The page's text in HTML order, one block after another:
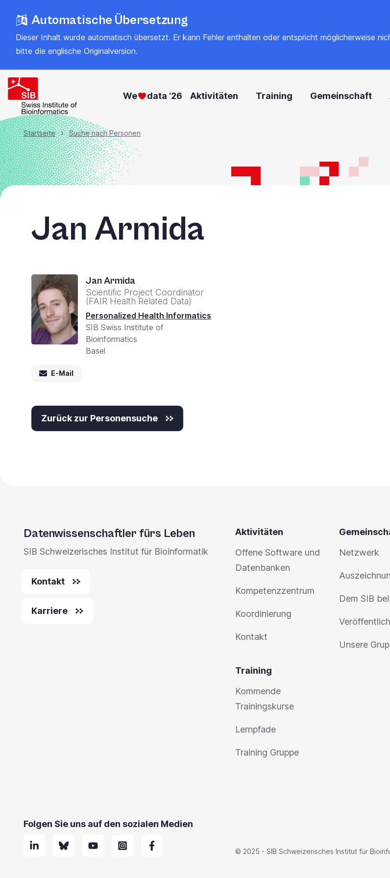
Hauptinhalt
springen
Automatische Übersetzung
Dieser Inhalt wurde automatisch übersetzt. Er kann Fehler enthalten oder entspricht möglicherweise
bitte die englische Originalversion.
We data ‘26 Aktivitäten Training Gemeinschaft
Brotkrümel
Startseite Suche nach Personen
Jan Armida
Jan Armida
Scientific Project Coordinator
(FAIR Health Related Data)
Personalized Health Informatics
SIB Swiss Institute of
Bioinformatics
Basel
E-Mail
Zurück zur Personensuche
Datenwissenschaftler fürs Leben
SIB Schweizerisches Institut für Bioinformatik
Kontakt
Karriere
Aktivitäten
Offene Software und
Datenbanken
Kompetenzzentrum
Koordinierung
Kontakt
Training
Kommende
Trainingskurse
Lernpfade
Training Gruppe
Netzwerk
Dem SIB
Unsere
Folgen Sie uns auf den sozialen Medien
© 2025 - SIB Schweizerisches Institut für